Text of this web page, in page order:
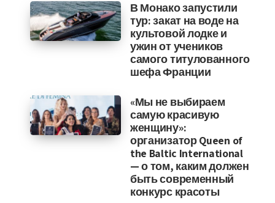
В Монако запустили
тур: закат на воде на
культовой лодке и
ужин от учеников
самого титулованного
шефа Франции
«Мы не выбираем
самую красивую
женщину»:
организатор Queen of
the Baltic International
— о том, каким должен
быть современный
конкурс красоты